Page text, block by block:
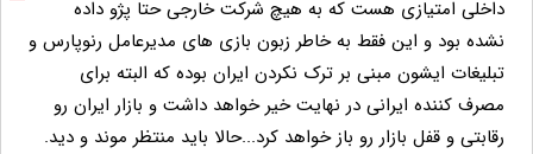
داخلی امتیازی هست که به هیچ شرکت خارجی حتا پژو داده
نشده بود و این فقط به خاطر زبون بازی های مدیرعامل رنوپارس و
تبلیغات ایشون مبنی بر ترک نکردن ایران بوده که البته برای
مصرف کننده ایرانی در نهایت خیر خواهد داشت و بازار ایران رو
رقابتی و قفل بازار رو باز خواهد کرد...حالا باید منتظر موند و دید.